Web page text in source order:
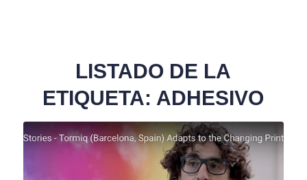
LISTADO DE LA
ETIQUETA: ADHESIVO